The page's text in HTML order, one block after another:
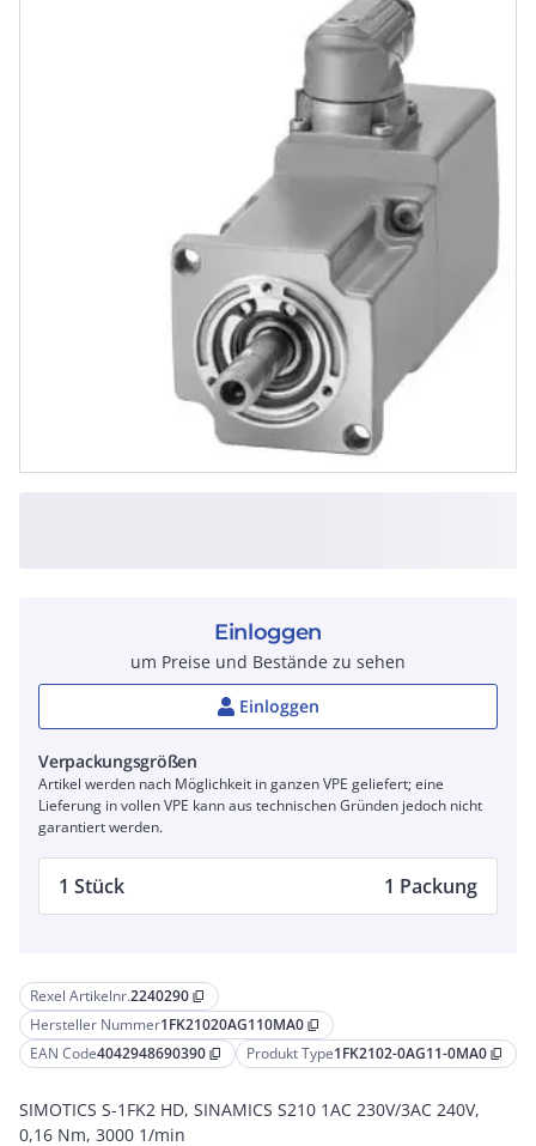
Rexel Artikelnr.2240290 content_copy
Hersteller Nummer1FK21020AG110MA0 content_copy
EAN Code4042948690390 content_copy Produkt Type1FK2102-0AG11-0MA0 content_copy
SIMOTICS S-1FK2 HD, SINAMICS S210 1AC 230V/3AC 240V,
0,16 Nm, 3000 1/min
Einloggen
um Preise und Bestände zu sehen
Einloggen
Verpackungsgrößen
Artikel werden nach Möglichkeit in ganzen VPE geliefert; eine
Lieferung in vollen VPE kann aus technischen Gründen jedoch nicht
garantiert werden.
1 Stück 1 Packung